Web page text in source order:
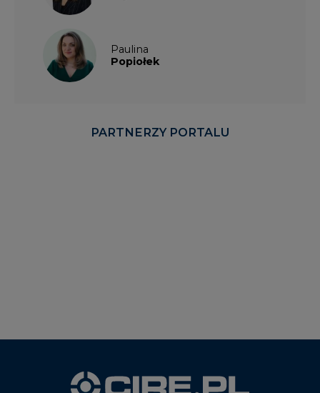
Paulina
Popiołek
PARTNERZY PORTALU